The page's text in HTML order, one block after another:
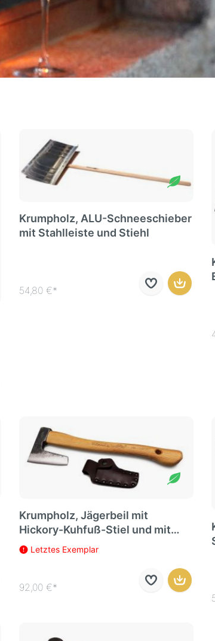
Krumpholz, ALU-Schneeschieber
mit Stahlleiste und Stiehl
54,80 €*
Krumpholz, Jägerbeil mit
Hickory-Kuhfuß-Stiel und mit
Lederschutz
Letztes Exemplar
92,00 €*